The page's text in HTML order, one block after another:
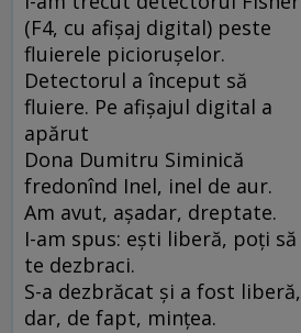
(F4, cu afișaj digital) peste
fluierele piciorușelor.
Detectorul a început să
fluiere. Pe afișajul digital a
apărut
Dona Dumitru Siminică
fredonînd Inel, inel de aur.
Am avut, așadar, dreptate.
I-am spus: ești liberă, poți să
te dezbraci.
S-a dezbrăcat și a fost liberă,
dar, de fapt, mințea.